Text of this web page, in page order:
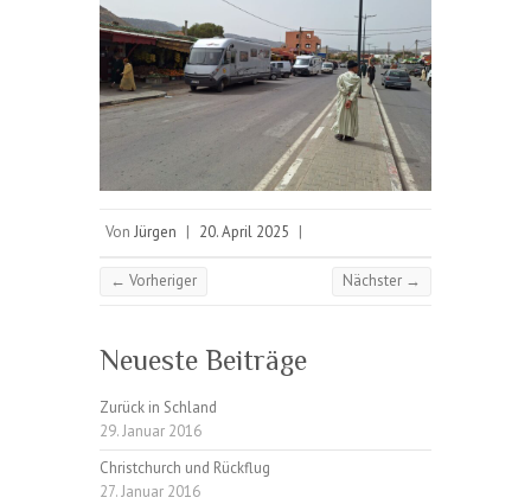
Von Jürgen | 20. April 2025 |
← Vorheriger Nächster →
Neueste Beiträge
Zurück in Schland
29. Januar 2016
Christchurch und Rückflug
27. Januar 2016